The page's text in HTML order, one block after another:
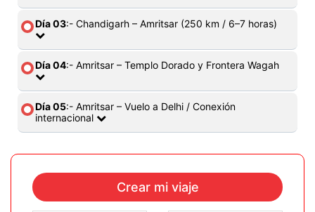
Día 03:- Chandigarh – Amritsar (250 km / 6–7 horas)
Día 04:- Amritsar – Templo Dorado y Frontera Wagah
Día 05:- Amritsar – Vuelo a Delhi / Conexión
internacional
Crear mi viaje